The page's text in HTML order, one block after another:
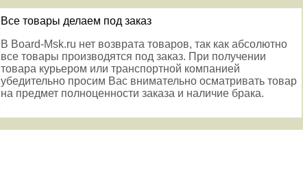
Все товары делаем под заказ
В Board-Msk.ru нет возврата товаров, так как абсолютно
все товары производятся под заказ. При получении
товара курьером или транспортной компанией
убедительно просим Вас внимательно осматривать товар
на предмет полноценности заказа и наличие брака.